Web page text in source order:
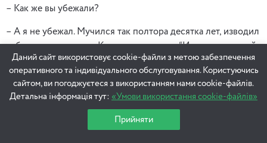
Даний сайт використовує cookie-файли з метою забезпечення
оперативного та індивідуального обслуговування. Користуючись
сайтом, ви погоджуєтеся з використанням нами cookie-файлів.
Детальна інформація тут: «Умови використання cookie-файлів»
Прийняти
– Как же вы убежали?
– А я не убежал. Мучился так полтора десятка лет, изводил
себя страшно, пока… Кто-то сказал мне: “Иван, не насилуй
свою долю”, и я решил: все, поеду, когда будет можно.
Когда пришел Горбачев, я ожил, ощутил, что началась
настоящая жизнь. Это для меня уже был рай. Нет хвостов,
преследований, говори что хочешь, рисуй как хочешь.
После советского режима это, казалось, уже такая была
свобода, что уже мне и в Советском Союзе стало вроде